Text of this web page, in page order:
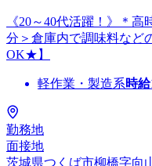
《20～40代活躍！》＊
分＞倉庫内で調味料など
OK★】
軽作業・製造系時給
勤務地
面接地
茨城県つくば市柳橋字向